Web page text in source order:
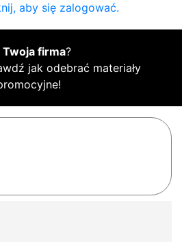
aby się zalogować.
Twoja firma?
jak odebrać materiały